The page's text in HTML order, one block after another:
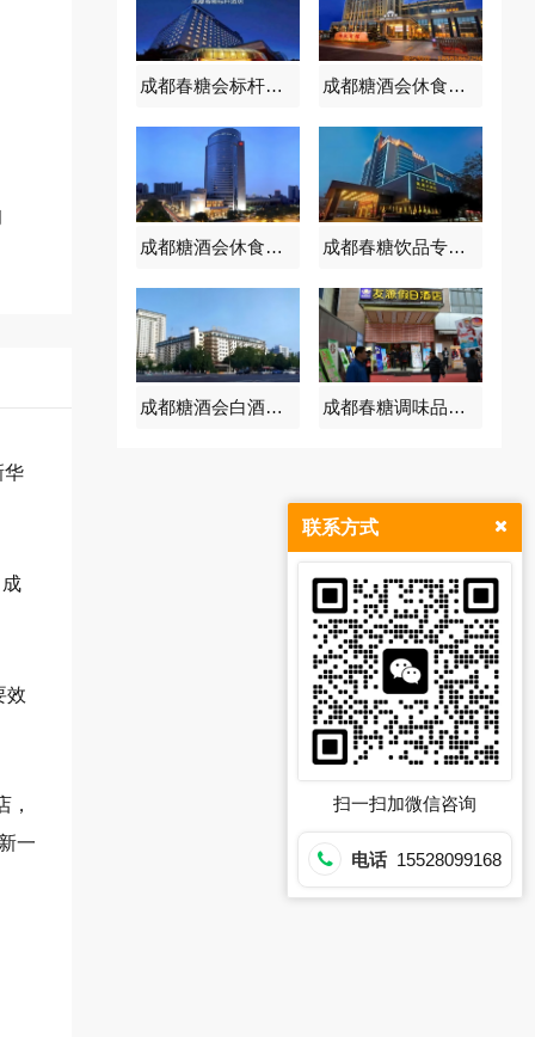
华
效
，
一
成都春糖会标杆酒店【西藏饭店】 成都糖酒会休食专区【锦苑宾馆】
成都糖酒会休食专区【喜来登酒店】 成都春糖饮品专区【铁道大酒店】
成都糖酒会白酒龙头酒店【锦江宾馆】 成都春糖调味品专区【友源假日酒店】
联系方式
扫一扫加微信咨询
电话 15528099168